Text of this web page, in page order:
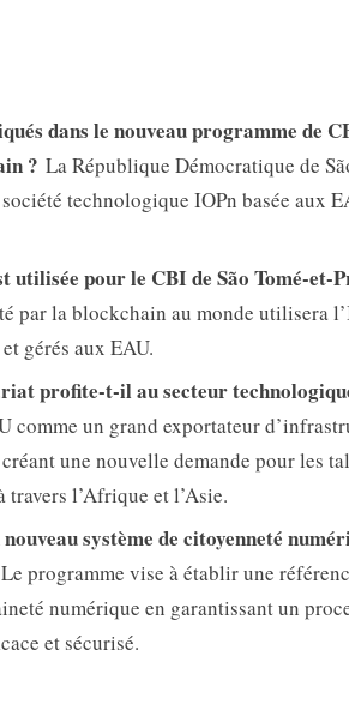
dans le nouveau programme de
? La République Démocratique de
technologique IOPn basée aux
utilisée pour le CBI de São Tomé-et-
par la blockchain au monde utilisera
gérés aux EAU.
profite-t-il au secteur
comme un grand exportateur
une nouvelle demande pour les
l’Afrique et l’Asie.
système de citoyenneté
Le programme vise à établir une
numérique en garantissant un
et sécurisé.